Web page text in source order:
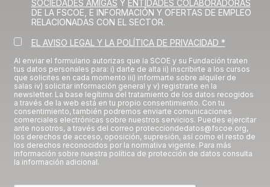
SOCIEDADES AMIGAS Y ENTIDADES COLABORADORAS
DE LA FSCOE, E INFORMACIÓN Y OFERTAS DE EMPLEO
RELACIONADAS CON EL SECTOR.
EL AVISO LEGAL Y LA POLÍTICA DE PRIVACIDAD *
Al enviar el formulario autorizas que la SCOE y su Fundación traten
tus datos personales para: i) darte de alta ii) inscribirte a los cursos
que solicites en cada momento iii) informarte sobre alquiler de
salas iv) solicitar información general y v) registrarte en la
newsletter. La base legítima del tratamiento de los datos recogidos
a través de la web está en tu propio consentimiento. Con tu
consentimiento, también podremos enviarte comunicaciones
comerciales electrónicas sobre nuestros servicios. Puedes ejercitar
ante nosotros, a través del correo protecciondedatos@fscoe.org,
los derechos de acceso, oposición, supresión, así como el resto de
los derechos reconocidos por la normativa vigente. Para más
información sobre nuestra política de protección de datos consulta
la información adicional.